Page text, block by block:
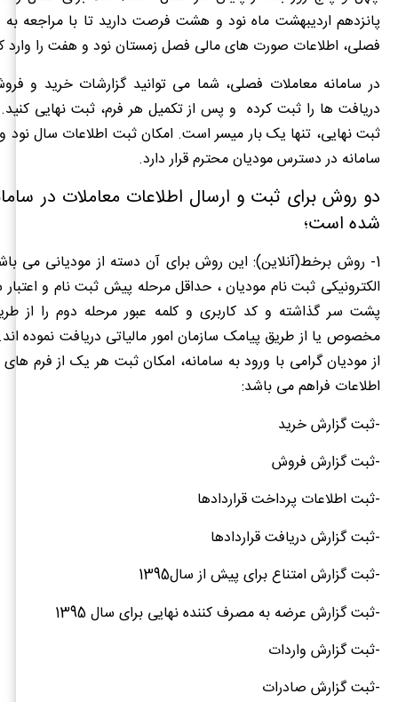
پانزدهم اردیبهشت ماه نود و هشت فرصت دارید تا با مراجعه به
فصلی، اطلاعات صورت های مالی فصل زمستان نود و هفت را وارد
در سامانه معاملات فصلی، شما می توانید گزارشات خرید و
دریافت ها را ثبت کرده و پس از تکمیل هر فرم، ثبت نهایی
ثبت نهایی، تنها یک بار میسر است. امکان ثبت اطلاعات سال
سامانه در دسترس مودیان محترم قرار دارد.
دو روش برای ثبت و ارسال اطلاعات معاملات در
شده است؛
1- روش برخط(آنلاین):
این روش برای آن دسته از مودیانی می
الکترونیکی ثبت نام مودیان ، حداقل مرحله پیش ثبت نام و
پشت سر گذاشته و کد کاربری و کلمه عبور مرحله دوم را از
مخصوص یا از طریق پیامک سازمان امور مالیاتی دریافت نموده
از مودیان گرامی با ورود به سامانه، امکان ثبت هر یک از فرم
اطلاعات فراهم می باشد:
-ثبت گزارش خرید
-ثبت گزارش فروش
-ثبت اطلاعات پرداخت قراردادها
-ثبت گزارش دریافت قراردادها
-ثبت گزارش امتناع برای پیش از سال1395
-ثبت گزارش عرضه به مصرف کننده نهایی برای سال 1395
-ثبت گزارش واردات
-ثبت گزارش صادرات